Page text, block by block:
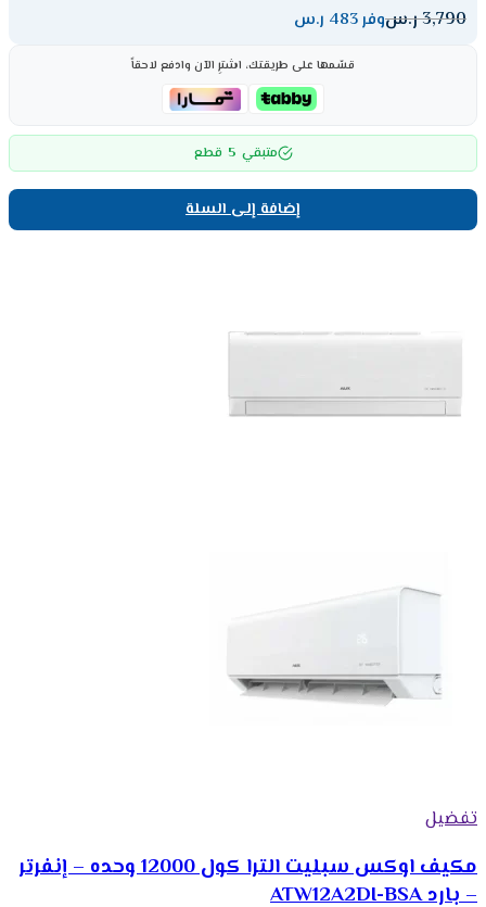
3,790ر.سوفر 483 ر.س
قسّمها على طريقتك، اشترِ الآن وادفع لاحقاً
متبقي 5 قطع
إضافة إلى السلة
تفضيل
مكیف اوكس سبلیت الترا كول 12000 وحده – إنفرتر
– بارد ATW12A2DI-BSA